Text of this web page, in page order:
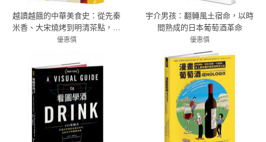
越讀越餓的中華美食史：從先秦
米香、大宋燒烤到明清茶點，探
訪千道食物的源起、演進與古代
優惠價
宇介男孩：翻轉風土宿命，以時
間熟成的日本葡萄酒革命
優惠價
79折 300元